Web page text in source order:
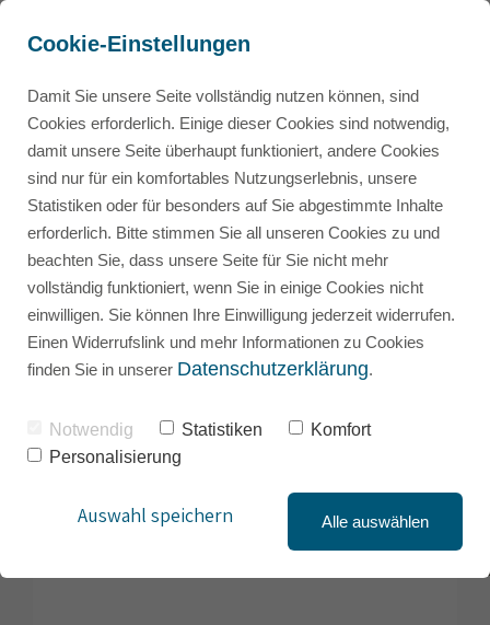
Mini-Kurs: So findest du Fragen für den Leitfaden
In 5 Schritten deine Experteninterviews meistern
Promovieren – Ja oder nein?
Für Ärzte: Promovieren – Ja oder nein?
Beratung für Studierende & Doktoranden
Korrektur von Abschlussarbeiten
Universitäten/Hochschulen
Cookie-Einstellungen
Damit Sie unsere Seite vollständig nutzen können, sind
Cookies erforderlich. Einige dieser Cookies sind notwendig,
damit unsere Seite überhaupt funktioniert, andere Cookies
sind nur für ein komfortables Nutzungserlebnis, unsere
Statistiken oder für besonders auf Sie abgestimmte Inhalte
erforderlich. Bitte stimmen Sie all unseren Cookies zu und
beachten Sie, dass unsere Seite für Sie nicht mehr
vollständig funktioniert, wenn Sie in einige Cookies nicht
einwilligen. Sie können Ihre Einwilligung jederzeit widerrufen.
Einen Widerrufslink und mehr Informationen zu Cookies
finden Sie in unserer Datenschutzerklärung.
Notwendig Statistiken
Komfort
Personalisierung
Auswahl speichern Alle auswählen